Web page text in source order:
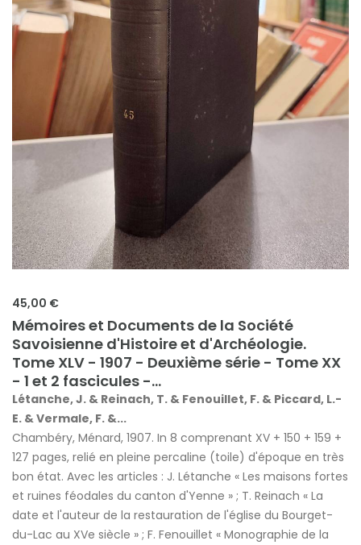
45,00 €
Mémoires et Documents de la Société
Savoisienne d'Histoire et d'Archéologie.
Tome XLV - 1907 - Deuxième série - Tome XX
- 1 et 2 fascicules -...
Létanche, J. & Reinach, T. & Fenouillet, F. & Piccard, L.-
E. & Vermale, F. &...
Chambéry, Ménard, 1907. In 8 comprenant XV + 150 + 159 +
127 pages, relié en pleine percaline (toile) d'époque en très
bon état. Avec les articles : J. Létanche « Les maisons fortes
et ruines féodales du canton d'Yenne » ; T. Reinach « La
date et l'auteur de la restauration de l'église du Bourget-
du-Lac au XVe siècle » ; F. Fenouillet « Monographie de la